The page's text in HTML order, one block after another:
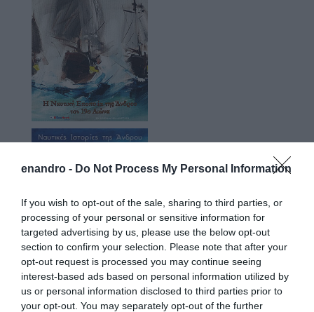
enandro - Do Not Process My Personal Information
If you wish to opt-out of the sale, sharing to third parties, or
processing of your personal or sensitive information for
targeted advertising by us, please use the below opt-out
section to confirm your selection. Please note that after your
opt-out request is processed you may continue seeing
interest-based ads based on personal information utilized by
us or personal information disclosed to third parties prior to
your opt-out. You may separately opt-out of the further